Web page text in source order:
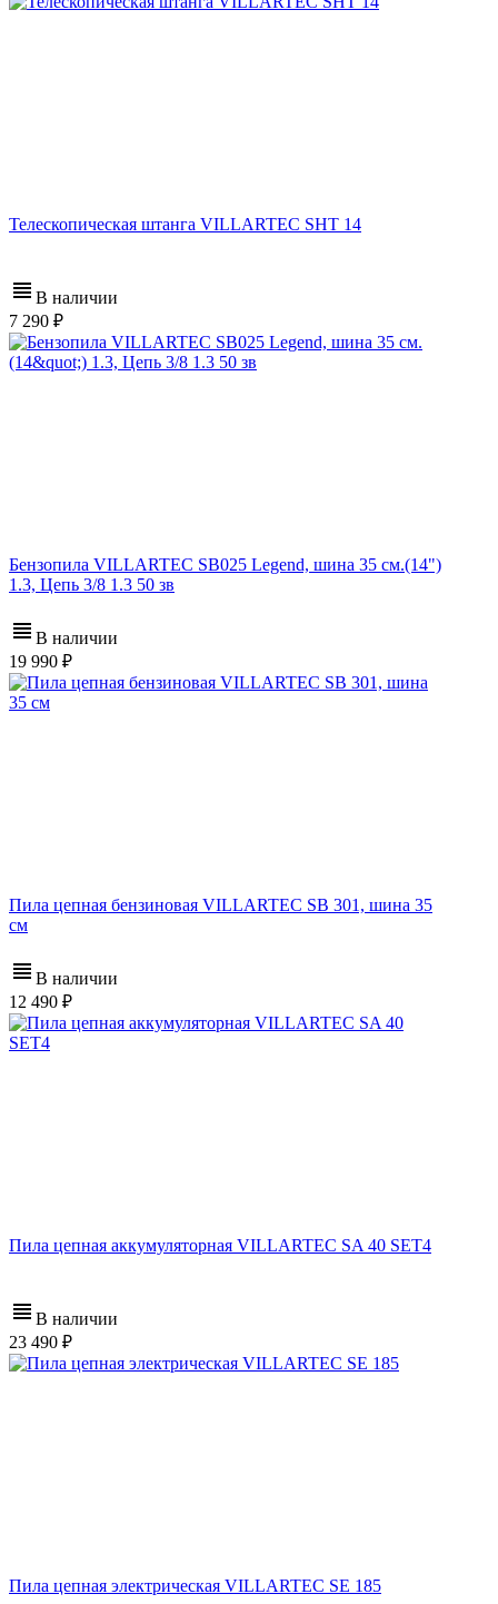
Телескопическая штанга VILLARTEC SHT 14
В наличии
7 290
Бензопила VILLARTEC SB025 Legend, шина 35 см.(14")
1.3, Цепь 3/8 1.3 50 зв
В наличии
19 990
Пила цепная бензиновая VILLARTEC SB 301, шина 35
см
В наличии
12 490
Пила цепная аккумуляторная VILLARTEC SA 40 SET4
В наличии
23 490
Пила цепная электрическая VILLARTEC SE 185